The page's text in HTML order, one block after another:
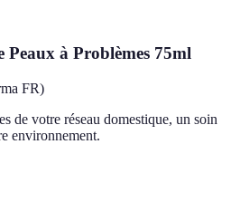
à Problèmes 75ml
FR)
de votre réseau domestique, un soin
environnement.